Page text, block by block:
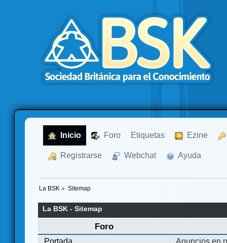
Inicio Foro Etiquetas Ezine
Registrarse Webchat Ayuda
La BSK » Sitemap
La BSK - Sitemap
Foro